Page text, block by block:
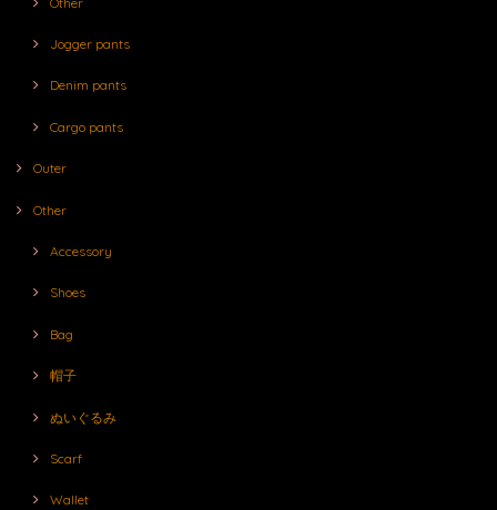
Jogger pants
Denim pants
Cargo pants
Outer
Other
Accessory
Shoes
Bag
帽子
ぬいぐるみ
Scarf
Wallet